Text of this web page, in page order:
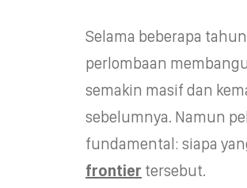
Selama beberapa
perlombaan
semakin masif dan
sebelumnya. Namun
fundamental: siapa
frontier tersebut.